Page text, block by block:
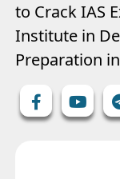
to Crack IAS
Institute in
Preparation